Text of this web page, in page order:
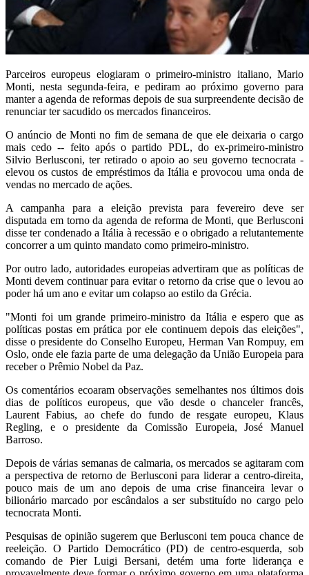
Parceiros europeus elogiaram o primeiro-ministro italiano, Mario
Monti, nesta segunda-feira, e pediram ao próximo governo para
manter a agenda de reformas depois de sua surpreendente decisão de
renunciar ter sacudido os mercados financeiros.
O anúncio de Monti no fim de semana de que ele deixaria o cargo
mais cedo -- feito após o partido PDL, do ex-primeiro-ministro
Silvio Berlusconi, ter retirado o apoio ao seu governo tecnocrata -
elevou os custos de empréstimos da Itália e provocou uma onda de
vendas no mercado de ações.
A campanha para a eleição prevista para fevereiro deve ser
disputada em torno da agenda de reforma de Monti, que Berlusconi
disse ter condenado a Itália à recessão e o obrigado a relutantemente
concorrer a um quinto mandato como primeiro-ministro.
Por outro lado, autoridades europeias advertiram que as políticas de
Monti devem continuar para evitar o retorno da crise que o levou ao
poder há um ano e evitar um colapso ao estilo da Grécia.
"Monti foi um grande primeiro-ministro da Itália e espero que as
políticas postas em prática por ele continuem depois das eleições",
disse o presidente do Conselho Europeu, Herman Van Rompuy, em
Oslo, onde ele fazia parte de uma delegação da União Europeia para
receber o Prêmio Nobel da Paz.
Os comentários ecoaram observações semelhantes nos últimos dois
dias de políticos europeus, que vão desde o chanceler francês,
Laurent Fabius, ao chefe do fundo de resgate europeu, Klaus
Regling, e o presidente da Comissão Europeia, José Manuel
Barroso.
Depois de várias semanas de calmaria, os mercados se agitaram com
a perspectiva de retorno de Berlusconi para liderar a centro-direita,
pouco mais de um ano depois de uma crise financeira levar o
bilionário marcado por escândalos a ser substituído no cargo pelo
tecnocrata Monti.
Pesquisas de opinião sugerem que Berlusconi tem pouca chance de
reeleição. O Partido Democrático (PD) de centro-esquerda, sob
comando de Pier Luigi Bersani, detém uma forte liderança e